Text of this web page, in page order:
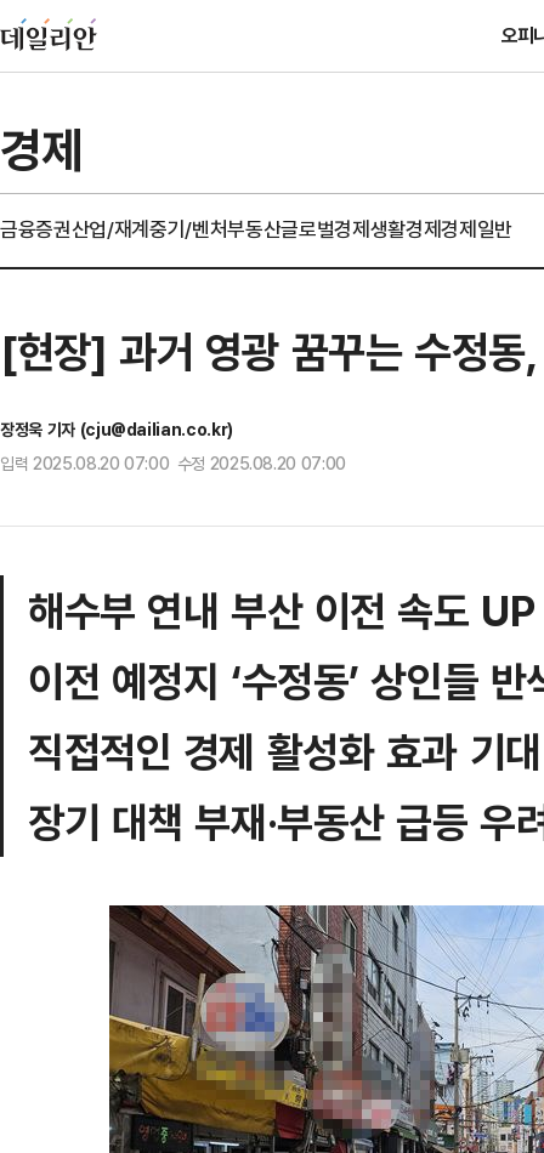
오피
경제
금융증권산업/재계중기/벤처부동산글로벌경제생활경제경제일반
[현장] 과거 영광 꿈꾸는 수정
장정욱 기자 (cju@dailian.co.kr)
입력 2025.08.20 07:00 수정 2025.08.20 07:00
해수부 연내 부산 이전 속도 UP
이전 예정지 ‘수정동’ 상인들 반
직접적인 경제 활성화 효과 기대
장기 대책 부재·부동산 급등 우